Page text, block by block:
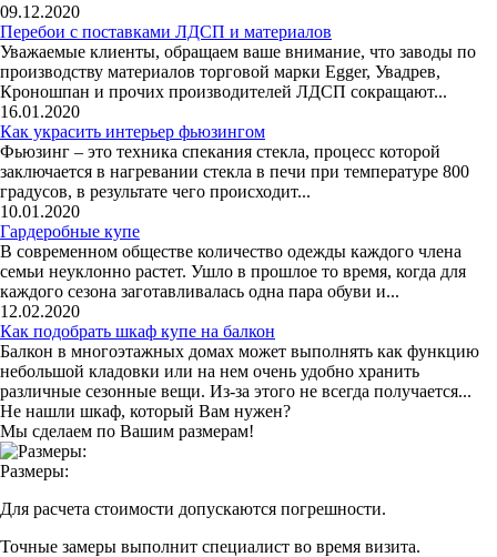
09.12.2020
Перебои с поставками ЛДСП и материалов
Уважаемые клиенты, обращаем ваше внимание, что заводы по
производству материалов торговой марки Egger, Увадрев,
Кроношпан и прочих производителей ЛДСП сокращают...
16.01.2020
Как украсить интерьер фьюзингом
Фьюзинг – это техника спекания стекла, процесс которой
заключается в нагревании стекла в печи при температуре 800
градусов, в результате чего происходит...
10.01.2020
Гардеробные купе
В современном обществе количество одежды каждого члена
семьи неуклонно растет. Ушло в прошлое то время, когда для
каждого сезона заготавливалась одна пара обуви и...
12.02.2020
Как подобрать шкаф купе на балкон
Балкон в многоэтажных домах может выполнять как функцию
небольшой кладовки или на нем очень удобно хранить
различные сезонные вещи. Из-за этого не всегда получается...
Не нашли шкаф, который Вам нужен?
Мы сделаем по Вашим размерам!
Размеры:
Для расчета стоимости допускаются погрешности.
Точные замеры выполнит специалист во время визита.